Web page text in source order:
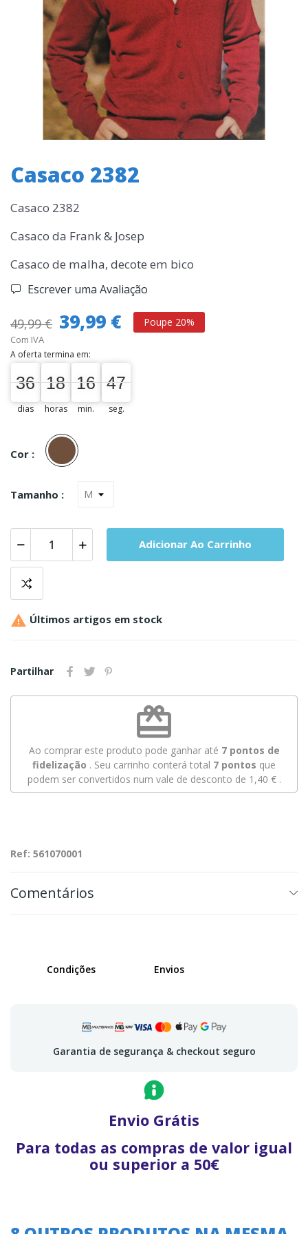
Casaco 2382
Casaco 2382
Casaco da Frank & Josep
Casaco de malha, decote em bico
Escrever uma Avaliação
49,99 € 39,99 € Poupe 20%
Com IVA
A oferta termina em:
36
36
00
dias
18
18
00
horas
16
16
00
min.
47
46
47
seg.
Cor :
Castanho
Tamanho :
Adicionar Ao Carrinho
 Últimos artigos em stock
Partilhar
redeem
Ao comprar este produto pode ganhar até 7pontos de
fidelização . Seu carrinho conterá total 7 pontos que
podem ser convertidos num vale de desconto de 1,40 €.
Ref: 561070001
Comentários
Condições Envios
Garantia de segurança & checkout seguro
Envio Grátis
Para todas as compras de valor igual
ou superior a 50€